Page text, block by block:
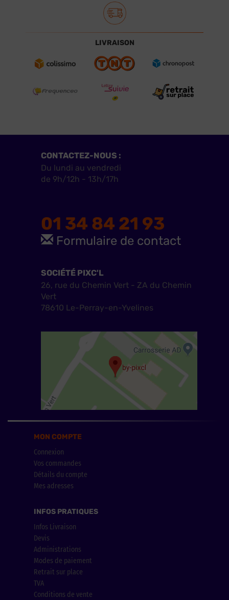
LIVRAISON
CONTACTEZ-NOUS :
Du lundi au vendredi
de 9h/12h - 13h/17h
01 34 84 21 93
Formulaire de contact
SOCIÉTÉ PIXC'L
26, rue du Chemin Vert - ZA du Chemin
Vert
78610 Le-Perray-en-Yvelines
MON COMPTE
Connexion
Vos commandes
Détails du compte
Mes adresses
INFOS PRATIQUES
Infos Livraison
Devis
Administrations
Modes de paiement
Retrait sur place
TVA
Conditions de vente